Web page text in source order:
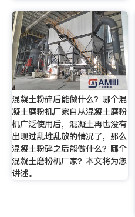
混凝土粉碎后能做什么？哪个混
凝土磨粉机厂家自从混凝土磨粉
机广泛使用后，混凝土再也没有
出现过乱堆乱放的情况了，那么
混凝土粉碎之后能做什么？哪个
混凝土磨粉机厂家？本文将为您
讲述。